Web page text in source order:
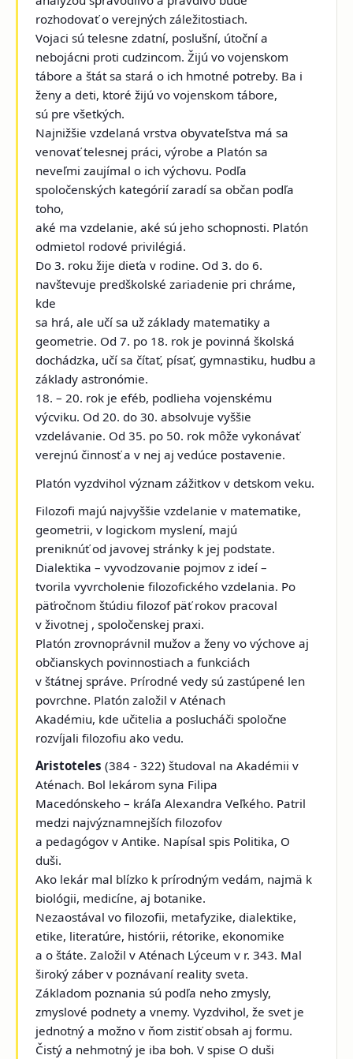
rozhodovať o verejných záležitostiach.
Vojaci sú telesne zdatní, poslušní, útoční a
nebojácni proti cudzincom. Žijú vo vojenskom
tábore a štát sa stará o ich hmotné potreby. Ba i
ženy a deti, ktoré žijú vo vojenskom tábore,
sú pre všetkých.
Najnižšie vzdelaná vrstva obyvateľstva má sa
venovať telesnej práci, výrobe a Platón sa
neveľmi zaujímal o ich výchovu. Podľa
spoločenských kategórií zaradí sa občan podľa
toho,
aké ma vzdelanie, aké sú jeho schopnosti. Platón
odmietol rodové privilégiá.
Do 3. roku žije dieťa v rodine. Od 3. do 6.
navštevuje predškolské zariadenie pri chráme,
kde
sa hrá, ale učí sa už základy matematiky a
geometrie. Od 7. po 18. rok je povinná školská
dochádzka, učí sa čítať, písať, gymnastiku, hudbu a
základy astronómie.
18. – 20. rok je eféb, podlieha vojenskému
výcviku. Od 20. do 30. absolvuje vyššie
vzdelávanie. Od 35. po 50. rok môže vykonávať
verejnú činnosť a v nej aj vedúce postavenie.
Platón vyzdvihol význam zážitkov v detskom veku.
Filozofi majú najvyššie vzdelanie v matematike,
geometrii, v logickom myslení, majú
preniknúť od javovej stránky k jej podstate.
Dialektika – vyvodzovanie pojmov z ideí –
tvorila vyvrcholenie filozofického vzdelania. Po
päťročnom štúdiu filozof päť rokov pracoval
v životnej , spoločenskej praxi.
Platón zrovnoprávnil mužov a ženy vo výchove aj
občianskych povinnostiach a funkciách
v štátnej správe. Prírodné vedy sú zastúpené len
povrchne. Platón založil v Aténach
Akadémiu, kde učitelia a poslucháči spoločne
rozvíjali filozofiu ako vedu.
Aristoteles (384 - 322) študoval na Akadémii v
Aténach. Bol lekárom syna Filipa
Macedónskeho – kráľa Alexandra Veľkého. Patril
medzi najvýznamnejších filozofov
a pedagógov v Antike. Napísal spis Politika, O
duši.
Ako lekár mal blízko k prírodným vedám, najmä k
biológii, medicíne, aj botanike.
Nezaostával vo filozofii, metafyzike, dialektike,
etike, literatúre, histórii, rétorike, ekonomike
a o štáte. Založil v Aténach Lýceum v r. 343. Mal
široký záber v poznávaní reality sveta.
Základom poznania sú podľa neho zmysly,
zmyslové podnety a vnemy. Vyzdvihol, že svet je
jednotný a možno v ňom zistiť obsah aj formu.
Čistý a nehmotný je iba boh. V spise O duši